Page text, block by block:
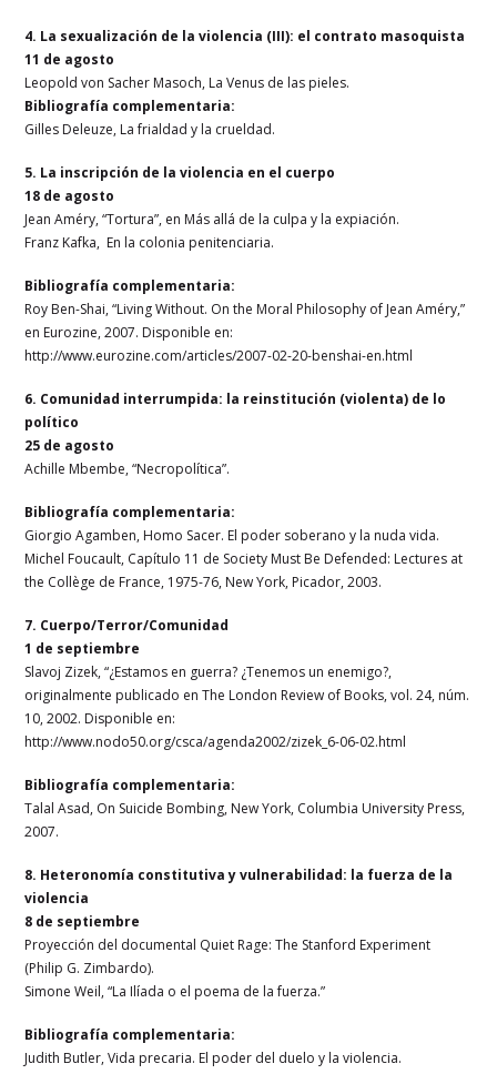
4. La sexualización de la violencia (III): el contrato masoquista
11 de agosto
Leopold von Sacher Masoch, La Venus de las pieles.
Bibliografía complementaria:
Gilles Deleuze, La frialdad y la crueldad.
5. La inscripción de la violencia en el cuerpo
18 de agosto
Jean Améry, “Tortura”, en Más allá de la culpa y la expiación.
Franz Kafka, En la colonia penitenciaria.
Bibliografía complementaria:
Roy Ben-Shai, “Living Without. On the Moral Philosophy of Jean Améry,”
en Eurozine, 2007. Disponible en:
http://www.eurozine.com/articles/2007-02-20-benshai-en.html
6. Comunidad interrumpida: la reinstitución (violenta) de lo
político
25 de agosto
Achille Mbembe, “Necropolítica”.
Bibliografía complementaria:
Giorgio Agamben, Homo Sacer. El poder soberano y la nuda vida.
Michel Foucault, Capítulo 11 de Society Must Be Defended: Lectures at
the Collège de France, 1975-76, New York, Picador, 2003.
7. Cuerpo/Terror/Comunidad
1 de septiembre
Slavoj Zizek, “¿Estamos en guerra? ¿Tenemos un enemigo?,
originalmente publicado en The London Review of Books, vol. 24, núm.
10, 2002. Disponible en:
http://www.nodo50.org/csca/agenda2002/zizek_6-06-02.html
Bibliografía complementaria:
Talal Asad, On Suicide Bombing, New York, Columbia University Press,
2007.
8. Heteronomía constitutiva y vulnerabilidad: la fuerza de la
violencia
8 de septiembre
Proyección del documental Quiet Rage: The Stanford Experiment
(Philip G. Zimbardo).
Simone Weil, “La Ilíada o el poema de la fuerza.”
Bibliografía complementaria:
Judith Butler, Vida precaria. El poder del duelo y la violencia.